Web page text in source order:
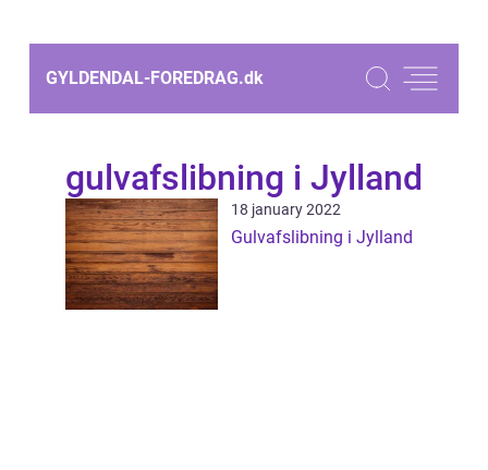
GYLDENDAL-FOREDRAG.dk
gulvafslibning i Jylland
18 january 2022
Gulvafslibning i Jylland